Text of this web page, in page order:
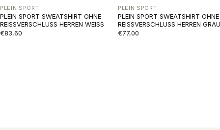
PLEIN SPORT
PLEIN SPORT SWEATSHIRT OHNE
REISSVERSCHLUSS HERREN WEISS
€83,60
PLEIN SPORT
PLEIN SPORT SWEATSHIRT OHNE
REISSVERSCHLUSS HERREN GRAU
€77,00